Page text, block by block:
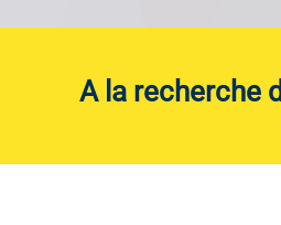
A la recherche